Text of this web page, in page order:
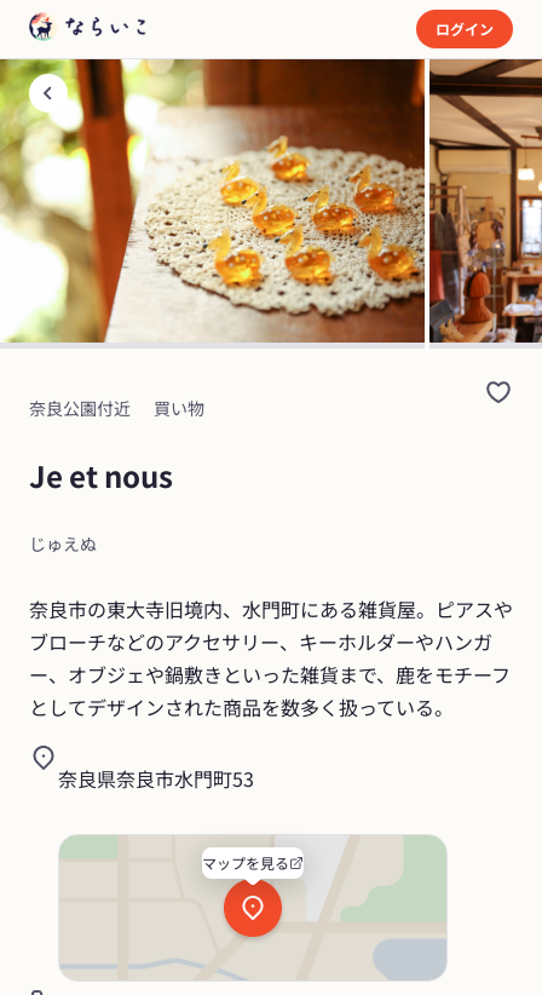
ログイン
奈良公園付近 買い物
Je et nous
じゅえぬ
奈良市の東大寺旧境内、水門町にある雑貨屋。ピアスや
ブローチなどのアクセサリー、キーホルダーやハンガ
ー、オブジェや鍋敷きといった雑貨まで、鹿をモチーフ
としてデザインされた商品を数多く扱っている。
奈良県奈良市水門町53
マップを見る